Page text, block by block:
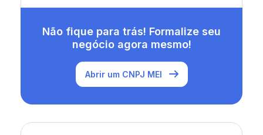
Não fique para trás! Formalize seu
negócio agora mesmo!
Abrir um CNPJ MEI